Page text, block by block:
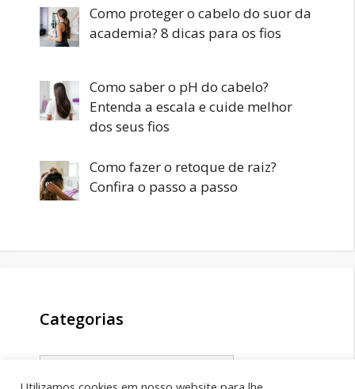
Como proteger o cabelo do suor da
academia? 8 dicas para os fios
Como saber o pH do cabelo?
Entenda a escala e cuide melhor
dos seus fios
Como fazer o retoque de raiz?
Confira o passo a passo
Categorias
Categorias